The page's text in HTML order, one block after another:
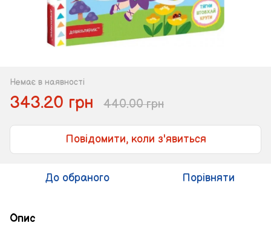
Немає в наявності
343.20 грн 440.00 грн
Повідомити, коли з'явиться
До обраного Порівняти
Опис